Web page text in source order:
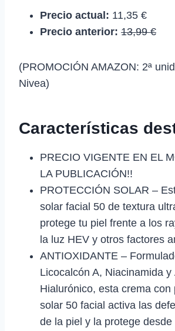
Precio actual: 11,35 €
Precio anterior: 13,99 €
(PROMOCIÓN AMAZON: 2ª
Nivea)
Características
PRECIO VIGENTE EN EL
LA PUBLICACIÓN!!
PROTECCIÓN SOLAR –
solar facial 50 de textura
protege tu piel frente a los
la luz HEV y otros factores
ANTIOXIDANTE –
Licocalcón A, Niacinamida y
Hialurónico, esta crema con
solar 50 facial activa las
de la piel y la protege desde